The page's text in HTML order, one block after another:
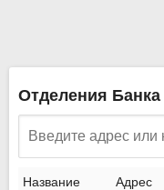
Отделения
Название Адрес